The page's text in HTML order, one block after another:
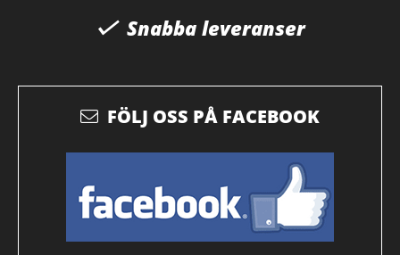
Snabba leveranser
FÖLJ OSS PÅ FACEBOOK